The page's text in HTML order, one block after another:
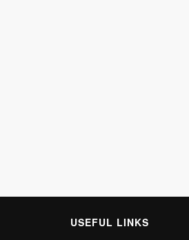
USEFUL LINKS